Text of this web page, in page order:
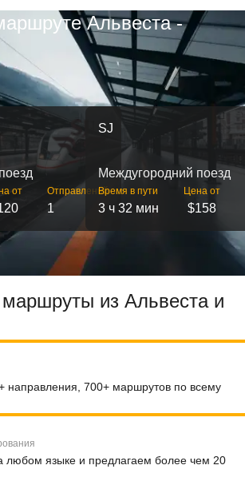
Альвеста -
от Отправлений
1
SJ
Междугородний поезд
Время в пути
3 ч 32 мин
Цена от
$158
из Альвеста и
700+ маршрутов по всему
любом языке и предлагаем более чем 20